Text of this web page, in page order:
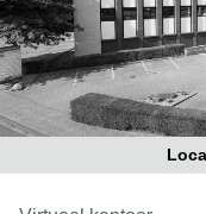
Zwolle
Amsterdam
Westpoort
Hilversum
Business
center
Haag
space